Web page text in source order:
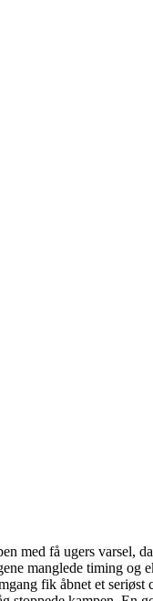
med få ugers varsel,
manglede timing og
fik åbnet et